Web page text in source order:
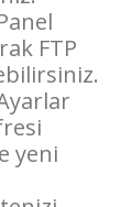
FTP
yeni